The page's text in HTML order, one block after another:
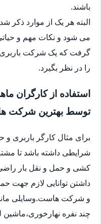
باشند.
البته هر یک از موارد
می شود و نکات مهم و
گرفت که یک شرکت باربری
را در نظر بگیرد.
استفاده از کارگران
توسط بهترین شرکت
برای مثال کارگر باربری
شرایطی داشته باشد تا
کشی و حمل و نقل بار
داشتن توانایی لازم جهت
و شرکت هاست.وسایلی
چند نفره